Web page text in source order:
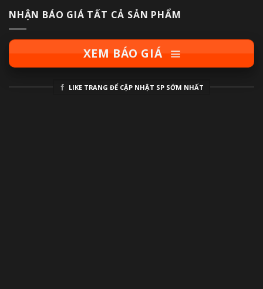
NHẬN BÁO GIÁ TẤT CẢ SẢN PHẨM
XEM BÁO GIÁ
LIKE TRANG ĐỂ CẬP NHẬT SP SỚM NHẤT